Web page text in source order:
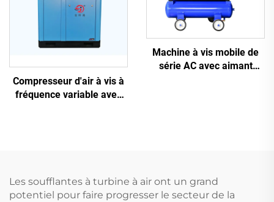
Compresseur d'air à vis à
fréquence variable avec
Machine à vis mobile de
série AC avec aimant
Les soufflantes à turbine à air ont un grand
potentiel pour faire progresser le secteur de la